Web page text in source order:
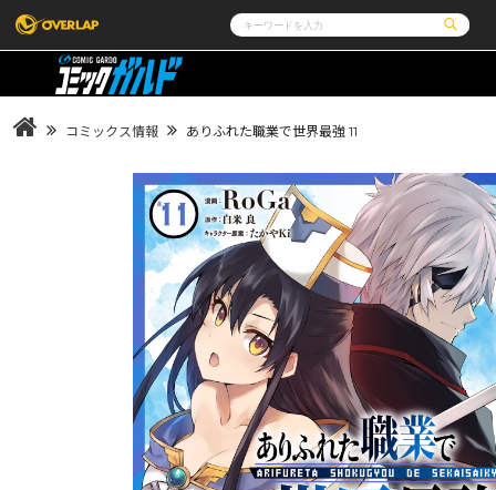
コミック
LiQulle
ライトノベル
ポケットモンスター
オーバーラップ広報室
会社概要
オーバーラップホールディングス
お問い合わ
オーバーラップ文庫 オーバーラップノベルス
オーバーラップノベルスf ロサージュノベルス
コミックガルド コミッククリエ
コミックス情報 ありふれた職業で世界最強 11